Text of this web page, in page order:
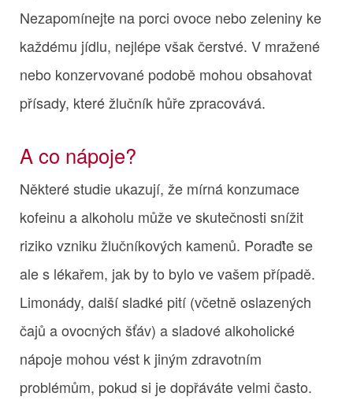
Nezapomínejte na porci ovoce nebo zeleniny ke
každému jídlu, nejlépe však čerstvé. V mražené
nebo konzervované podobě mohou obsahovat
přísady, které žlučník hůře zpracovává.
A co nápoje?
Některé studie ukazují, že mírná konzumace
kofeinu a alkoholu může ve skutečnosti snížit
riziko vzniku žlučníkových kamenů. Poraďte se
ale s lékařem, jak by to bylo ve vašem případě.
Limonády, další sladké pití (včetně oslazených
čajů a ovocných šťáv) a sladové alkoholické
nápoje mohou vést k jiným zdravotním
problémům, pokud si je dopřáváte velmi často.